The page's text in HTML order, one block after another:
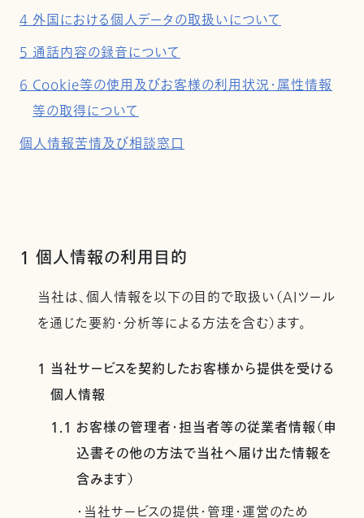
4 外国における個人データの取扱いについて
5 通話内容の録音について
6 Cookie等の使用及びお客様の利用状況・属性情報
等の取得について
個人情報苦情及び相談窓口
1 個人情報の利用目的
当社は、個人情報を以下の目的で取扱い（AIツール
を通じた要約・分析等による方法を含む）ます。
1 当社サービスを契約したお客様から提供を受ける
個人情報
1.1 お客様の管理者・担当者等の従業者情報（申
込書その他の方法で当社へ届け出た情報を
含みます）
・当社サービスの提供・管理・運営のため